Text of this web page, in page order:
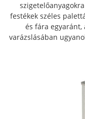
festékek széles
és fára egyaránt,
varázslásában